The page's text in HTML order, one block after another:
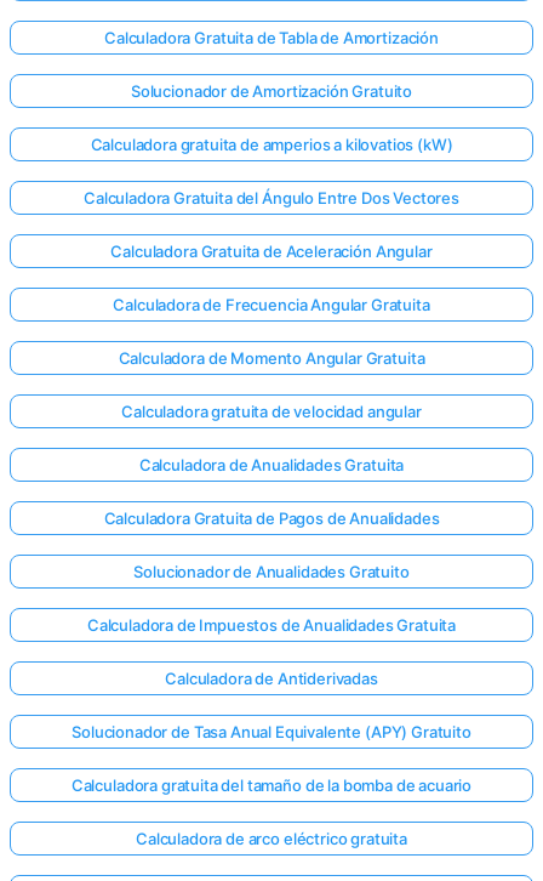
Calculadora Gratuita de Tabla de Amortización
Solucionador de Amortización Gratuito
Calculadora gratuita de amperios a kilovatios (kW)
Calculadora Gratuita del Ángulo Entre Dos Vectores
Calculadora Gratuita de Aceleración Angular
Calculadora de Frecuencia Angular Gratuita
Calculadora de Momento Angular Gratuita
Calculadora gratuita de velocidad angular
Calculadora de Anualidades Gratuita
Calculadora Gratuita de Pagos de Anualidades
Solucionador de Anualidades Gratuito
Calculadora de Impuestos de Anualidades Gratuita
Calculadora de Antiderivadas
Solucionador de Tasa Anual Equivalente (APY) Gratuito
Calculadora gratuita del tamaño de la bomba de acuario
Calculadora de arco eléctrico gratuita